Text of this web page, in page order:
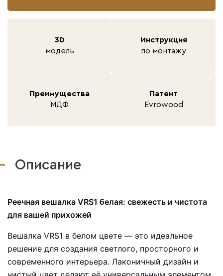
3D
модель
Инструкция
по монтажу
Преимущества
МДФ
Патент
Evrowood
Описание
Реечная вешалка VRS1 белая: свежесть и чистота
для вашей прихожей
Вешалка VRS1 в белом цвете — это идеальное
решение для создания светлого, просторного и
современного интерьера. Лаконичный дизайн и